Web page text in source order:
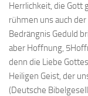
Herrlichkeit, die Gott
rühmen uns auch
Bedrängnis Geduld
aber Hoffnung,
denn die Liebe
Heiligen Geist, der
(Deutsche